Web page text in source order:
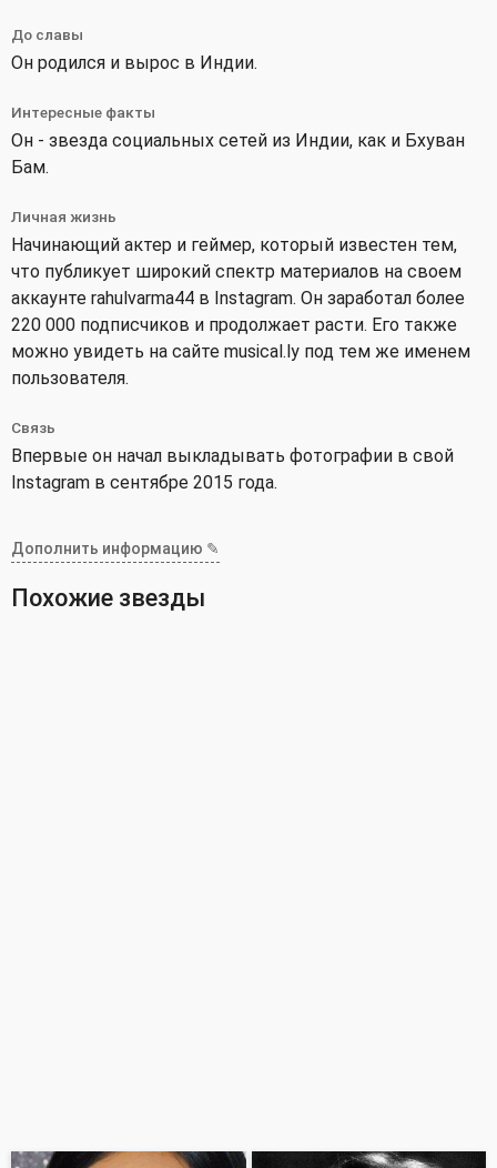
До славы
Он родился и вырос в Индии.
Интересные факты
Он - звезда социальных сетей из Индии, как и Бхуван
Бам.
Личная жизнь
Начинающий актер и геймер, который известен тем,
что публикует широкий спектр материалов на своем
аккаунте rahulvarma44 в Instagram. Он заработал более
220 000 подписчиков и продолжает расти. Его также
можно увидеть на сайте musical.ly под тем же именем
пользователя.
Связь
Впервые он начал выкладывать фотографии в свой
Instagram в сентябре 2015 года.
Дополнить информацию ✎
Похожие звезды